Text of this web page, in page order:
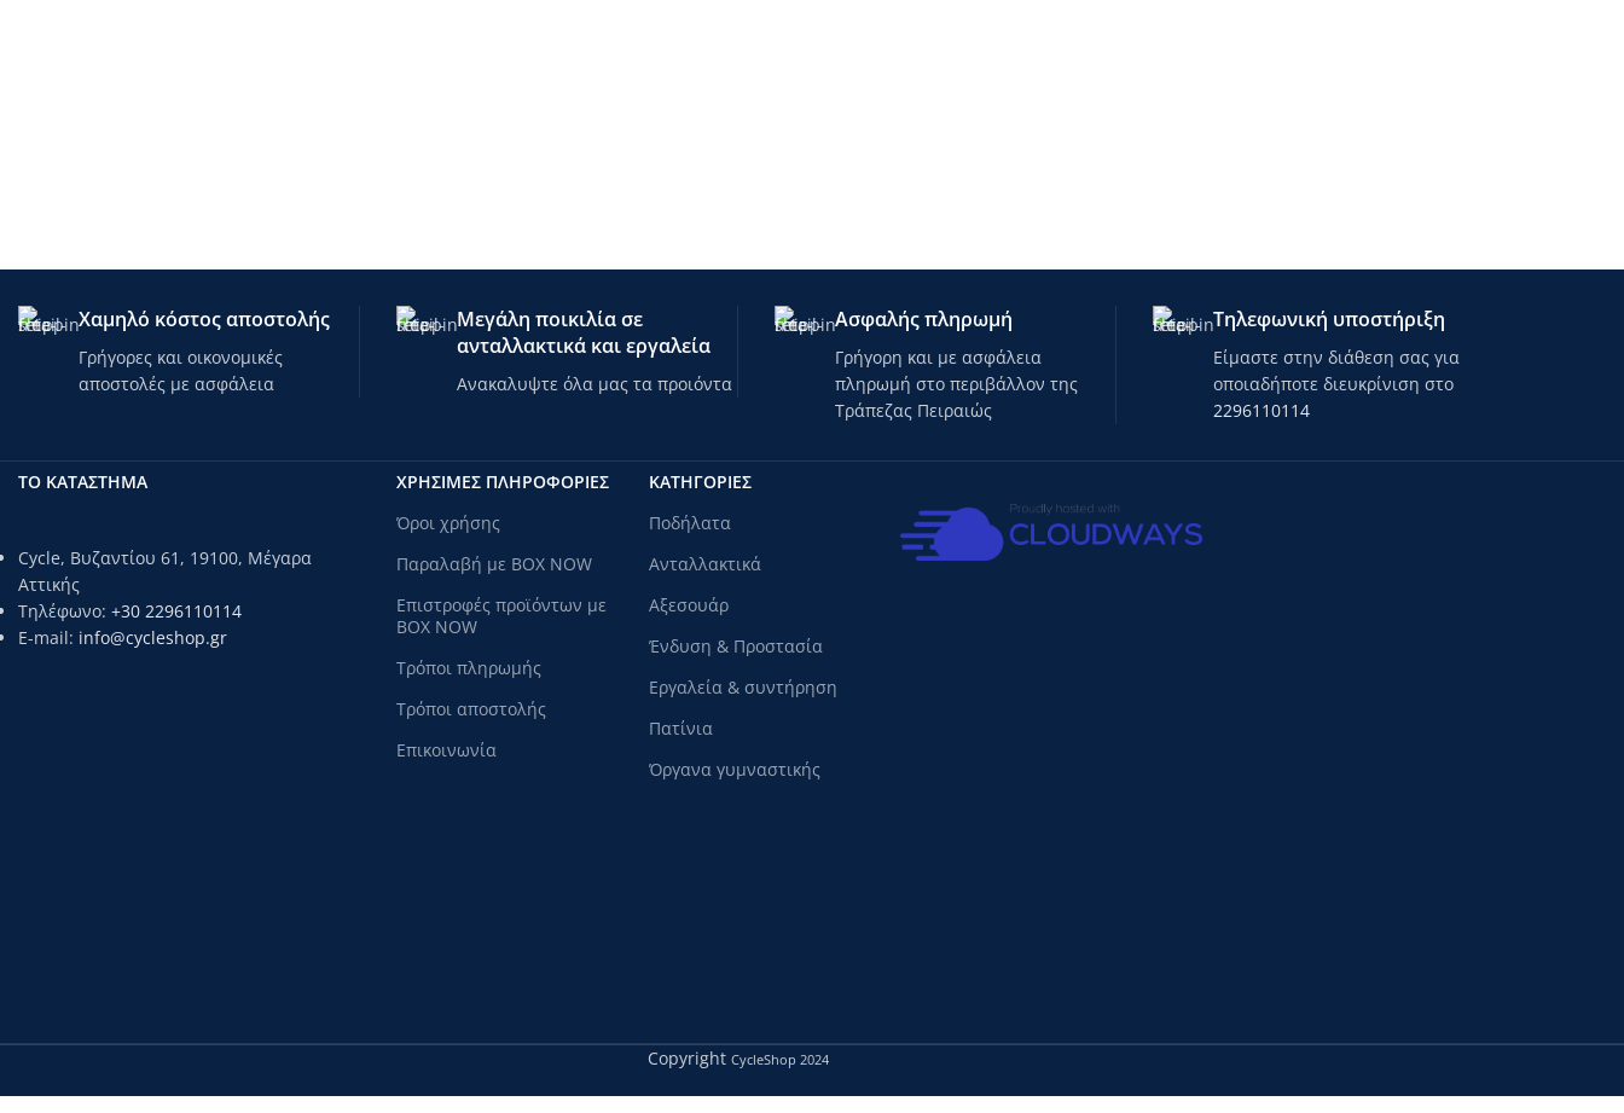
Χαμηλό κόστος αποστολής
Γρήγορες και οικονομικές
αποστολές με ασφάλεια
Μεγάλη ποικιλία σε
ανταλλακτικά και εργαλεία
Ανακαλυψτε όλα μας τα προιόντα
Ασφαλής πληρωμή
Γρήγορη και με ασφάλεια
πληρωμή στο περιβάλλον της
Τράπεζας Πειραιώς
Τηλεφωνική υποστήριξη
Είμαστε στην διάθεση σας για
οποιαδήποτε διευκρίνιση στο
2296110114
ΤΟ ΚΑΤΑΣΤΗΜΑ
Cycle, Βυζαντίου 61, 19100, Μέγαρα
Αττικής
Τηλέφωνο: +30 2296110114
E-mail: info@cycleshop.gr
ΧΡΗΣΙΜΕΣ ΠΛΗΡΟΦΟΡΙΕΣ
Όροι χρήσης
Παραλαβή με BOX NOW
Επιστροφές προϊόντων με
BOX NOW
Τρόποι πληρωμής
Τρόποι αποστολής
Επικοινωνία
ΚΑΤΗΓΟΡΊΕΣ
Ποδήλατα
Ανταλλακτικά
Αξεσουάρ
Ένδυση & Προστασία
Εργαλεία & συντήρηση
Πατίνια
Όργανα γυμναστικής
Copyright CycleShop 2024